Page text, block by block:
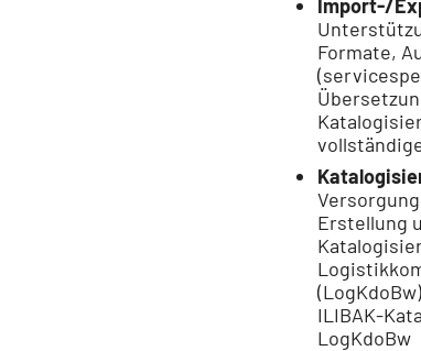
Import-/
Formate,
Erstellung
ILIBAK-
LogKdoBw